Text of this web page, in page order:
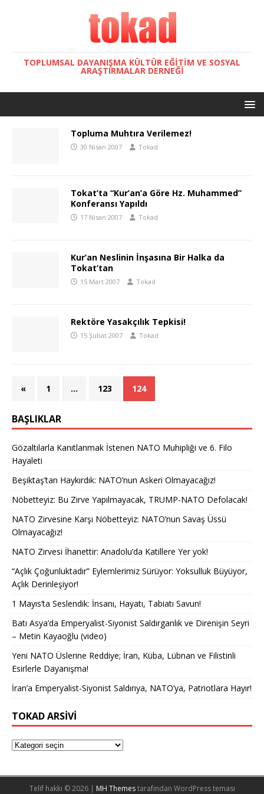
TOPLUMSAL DAYANIŞMA KÜLTÜR EĞITIM VE SOSYAL
ARAŞTIRMALAR DERNEĞI
Topluma Muhtıra Verilemez!
30 Nisan 2007 Tokad
Tokat’ta “Kur’an’a Göre Hz. Muhammed”
Konferansı Yapıldı
17 Nisan 2007 Tokad
Kur’an Neslinin İnşasına Bir Halka da
Tokat’tan
15 Mart 2007 Tokad
Rektöre Yasakçılık Tepkisi!
15 Şubat 2007 Tokad
« 1 … 123 124
BAŞLIKLAR
Gözaltılarla Kanıtlanmak İstenen NATO Muhipliği ve 6. Filo
Hayaleti
Beşiktaş’tan Haykırdık: NATO’nun Askeri Olmayacağız!
Nöbetteyiz: Bu Zirve Yapılmayacak, TRUMP-NATO Defolacak!
NATO Zirvesine Karşı Nöbetteyiz: NATO’nun Savaş Üssü
Olmayacağız!
NATO Zirvesi İhanettir: Anadolu’da Katillere Yer yok!
“Açlık Çoğunluktadır” Eylemlerimiz Sürüyor: Yoksulluk Büyüyor,
Açlık Derinleşiyor!
1 Mayıs’ta Seslendik: İnsanı, Hayatı, Tabiatı Savun!
Batı Asya’da Emperyalist-Siyonist Saldırganlık ve Direnişin Seyri
– Metin Kayaoğlu (video)
Yeni NATO Üslerine Reddiye; İran, Küba, Lübnan ve Filistinli
Esirlerle Dayanışma!
İran’a Emperyalist-Siyonist Saldırıya, NATO’ya, Patriotlara Hayır!
TOKAD ARSIVI
Telif hakkı © 2026 | MH Themestarafından WordPress teması